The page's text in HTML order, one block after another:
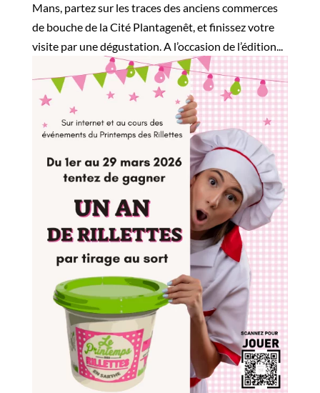
Mans, partez sur les traces des anciens commerces
de bouche de la Cité Plantagenêt, et finissez votre
visite par une dégustation. A l’occasion de l’édition...